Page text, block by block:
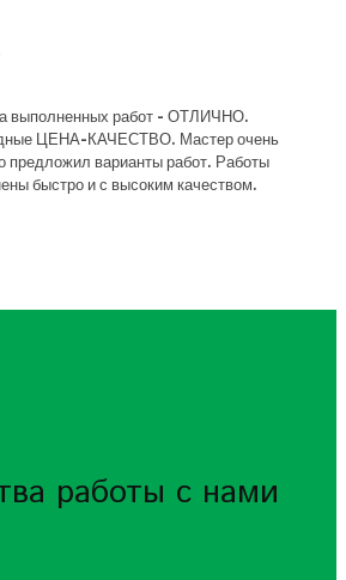
выполненных работ - ОТЛИЧНО.
ЦЕНА-КАЧЕСТВО. Мастер очень
предложил варианты работ. Работы
быстро и с высоким качеством.
работы с нами